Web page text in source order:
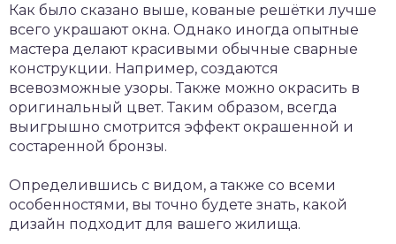
Как было сказано выше, кованые решётки лучше
всего украшают окна. Однако иногда опытные
мастера делают красивыми обычные сварные
конструкции. Например, создаются
всевозможные узоры. Также можно окрасить в
оригинальный цвет. Таким образом, всегда
выигрышно смотрится эффект окрашенной и
состаренной бронзы.
Определившись с видом, а также со всеми
особенностями, вы точно будете знать, какой
дизайн подходит для вашего жилища.